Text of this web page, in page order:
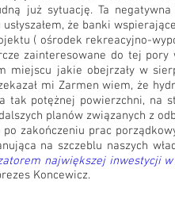
już sytuację. Ta
że banki
( ośrodek rekreacyjno-
zainteresowane do tej pory
miejscu jakie obejrzały w
mi Zarmen wiem, że
tak potężnej powierzchni, na
planów związanych z
zakończeniu prac
na szczeblu naszych
największej inwestycji
Koncewicz.